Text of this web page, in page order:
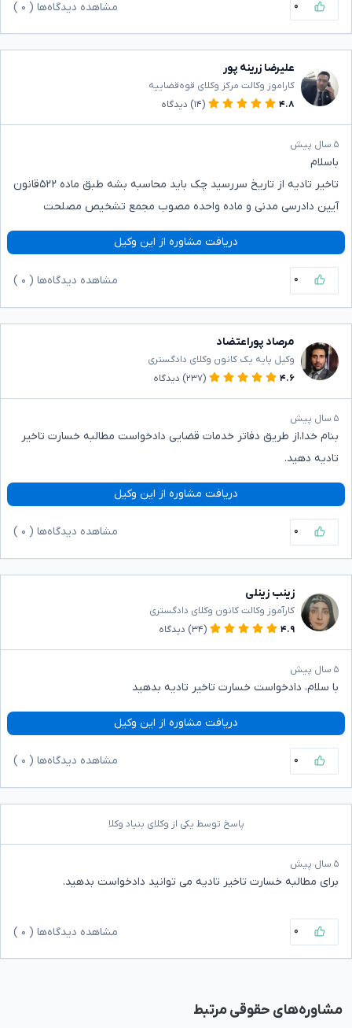
۰ مشاهده دیدگاه‌ها ( ۰
علیرضا زرینه پور
کاراموز وکالت مرکز وکلای قوه‌قضاییه
۴.۸
(۱۴) دیدگاه
۵ سال پیش
باسلام
تاخیر تادیه از تاریخ سررسید چک باید محاسبه بشه طبق ماده ۵۲۲قانون
آیین دادرسی مدنی و ماده واحده مصوب مجمع تشخیص مصلحت
دریافت مشاوره از این وکیل
۰ مشاهده دیدگاه‌ها ( ۰
مرصاد پوراعتضاد
وکیل پایه یک کانون وکلای دادگستری
۴.۶
(۲۳۷) دیدگاه
۵ سال پیش
بنام خدا،از طریق دفاتر خدمات قضایی دادخواست مطالبه خسارت تاخیر
تادیه دهید.
دریافت مشاوره از این وکیل
۰ مشاهده دیدگاه‌ها ( ۰
زینب زینلی
کارآموز وکالت کانون وکلای دادگستری
۴.۹
(۳۴) دیدگاه
۵ سال پیش
با سلام، دادخواست خسارت تاخیر تادیه بدهید
دریافت مشاوره از این وکیل
۰ مشاهده دیدگاه‌ها ( ۰
پاسخ توسط یکی از وکلای بنیاد وکلا
۵ سال پیش
برای مطالبه خسارت تاخیر تادیه می توانید دادخواست بدهید.
۰ مشاهده دیدگاه‌ها ( ۰
مشاوره‌های حقوقی مرتبط